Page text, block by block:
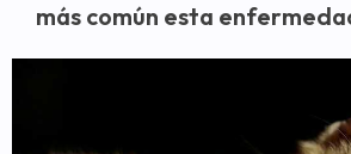
más común esta